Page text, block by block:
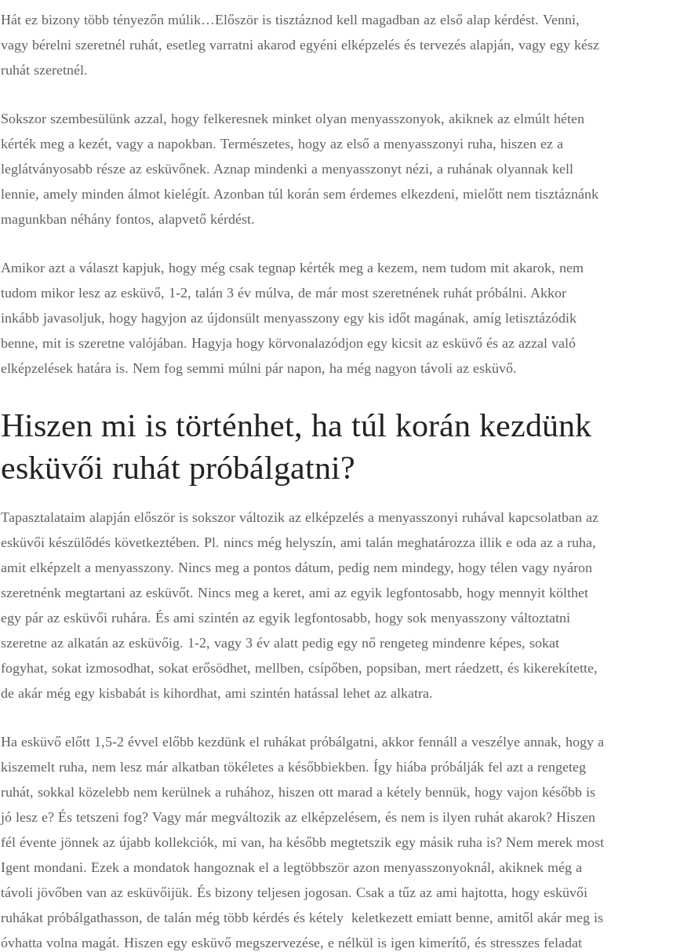
Hát ez bizony több tényezőn múlik…Először is tisztáznod kell magadban az első alap kérdést. Venni,
vagy bérelni szeretnél ruhát, esetleg varratni akarod egyéni elképzelés és tervezés alapján, vagy egy kész
ruhát szeretnél.
Sokszor szembesülünk azzal, hogy felkeresnek minket olyan menyasszonyok, akiknek az elmúlt héten
kérték meg a kezét, vagy a napokban. Természetes, hogy az első a menyasszonyi ruha, hiszen ez a
leglátványosabb része az esküvőnek. Aznap mindenki a menyasszonyt nézi, a ruhának olyannak kell
lennie, amely minden álmot kielégít. Azonban túl korán sem érdemes elkezdeni, mielőtt nem tisztáznánk
magunkban néhány fontos, alapvető kérdést.
Amikor azt a választ kapjuk, hogy még csak tegnap kérték meg a kezem, nem tudom mit akarok, nem
tudom mikor lesz az esküvő, 1-2, talán 3 év múlva, de már most szeretnének ruhát próbálni. Akkor
inkább javasoljuk, hogy hagyjon az újdonsült menyasszony egy kis időt magának, amíg letisztázódik
benne, mit is szeretne valójában. Hagyja hogy körvonalazódjon egy kicsit az esküvő és az azzal való
elképzelések határa is. Nem fog semmi múlni pár napon, ha még nagyon távoli az esküvő.
Hiszen mi is történhet, ha túl korán kezdünk
esküvői ruhát próbálgatni?
Tapasztalataim alapján először is sokszor változik az elképzelés a menyasszonyi ruhával kapcsolatban az
esküvői készülődés következtében. Pl. nincs még helyszín, ami talán meghatározza illik e oda az a ruha,
amit elképzelt a menyasszony. Nincs meg a pontos dátum, pedig nem mindegy, hogy télen vagy nyáron
szeretnénk megtartani az esküvőt. Nincs meg a keret, ami az egyik legfontosabb, hogy mennyit költhet
egy pár az esküvői ruhára. És ami szintén az egyik legfontosabb, hogy sok menyasszony változtatni
szeretne az alkatán az esküvőig. 1-2, vagy 3 év alatt pedig egy nő rengeteg mindenre képes, sokat
fogyhat, sokat izmosodhat, sokat erősödhet, mellben, csípőben, popsiban, mert ráedzett, és kikerekítette,
de akár még egy kisbabát is kihordhat, ami szintén hatással lehet az alkatra.
Ha esküvő előtt 1,5-2 évvel előbb kezdünk el ruhákat próbálgatni, akkor fennáll a veszélye annak, hogy a
kiszemelt ruha, nem lesz már alkatban tökéletes a későbbiekben. Így hiába próbálják fel azt a rengeteg
ruhát, sokkal közelebb nem kerülnek a ruhához, hiszen ott marad a kétely bennük, hogy vajon később is
jó lesz e? És tetszeni fog? Vagy már megváltozik az elképzelésem, és nem is ilyen ruhát akarok? Hiszen
fél évente jönnek az újabb kollekciók, mi van, ha később megtetszik egy másik ruha is? Nem merek most
Igent mondani. Ezek a mondatok hangoznak el a legtöbbször azon menyasszonyoknál, akiknek még a
távoli jövőben van az esküvőijük. És bizony teljesen jogosan. Csak a tűz az ami hajtotta, hogy esküvői
ruhákat próbálgathasson, de talán még több kérdés és kétely keletkezett emiatt benne, amitől akár meg is
óvhatta volna magát. Hiszen egy esküvő megszervezése, e nélkül is igen kimerítő, és stresszes feladat